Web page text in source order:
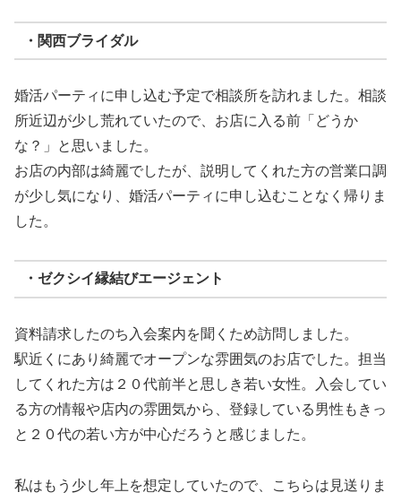
・関西ブライダル
婚活パーティに申し込む予定で相談所を訪れました。相談
所近辺が少し荒れていたので、お店に入る前「どうか
な？」と思いました。
お店の内部は綺麗でしたが、説明してくれた方の営業口調
が少し気になり、婚活パーティに申し込むことなく帰りま
した。
・ゼクシイ縁結びエージェント
資料請求したのち入会案内を聞くため訪問しました。
駅近くにあり綺麗でオープンな雰囲気のお店でした。担当
してくれた方は２０代前半と思しき若い女性。入会してい
る方の情報や店内の雰囲気から、登録している男性もきっ
と２０代の若い方が中心だろうと感じました。
私はもう少し年上を想定していたので、こちらは見送りま